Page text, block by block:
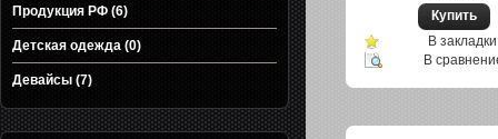
Продукция РФ (6)
Детская одежда (0)
Девайсы (7)
В закладки
В